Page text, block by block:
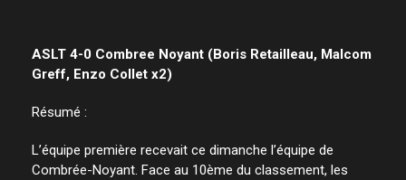
ASLT 4-0 Combree Noyant (Boris Retailleau, Malcom
Greff, Enzo Collet x2)
Résumé :
L’équipe première recevait ce dimanche l’équipe de
Combrée-Noyant. Face au 10ème du classement, les